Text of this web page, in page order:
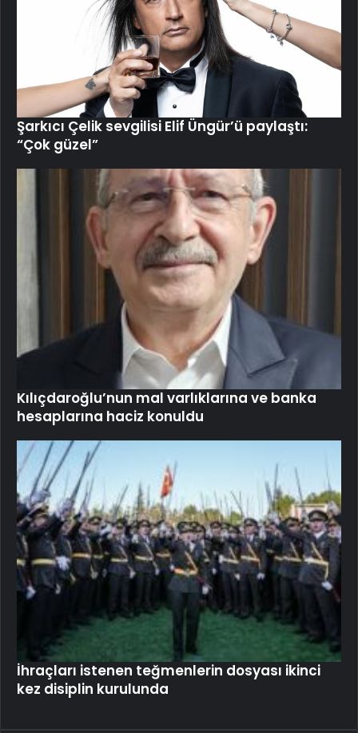
Şarkıcı Çelik sevgilisi Elif Üngür’ü paylaştı:
“Çok güzel”
Kılıçdaroğlu’nun mal varlıklarına ve banka
hesaplarına haciz konuldu
İhraçları istenen teğmenlerin dosyası ikinci
kez disiplin kurulunda